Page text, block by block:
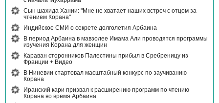
Сын шахида Хании: "Мне не хватает наших встреч с отцом за
чтением Корана"
Индийское СМИ о секрете долголетия Арбаина
В период Арбаина в мавзолее Имама Али проводятся программы
изучения Корана для женщин
Караван сторонников Палестины прибыл в Сребреницу из
Франции + Видео
В Ниневии стартовал масштабный конкурс по заучиванию
Корана
Иранский кари призвал к расширению программ по чтению
Корана во время Арбаина